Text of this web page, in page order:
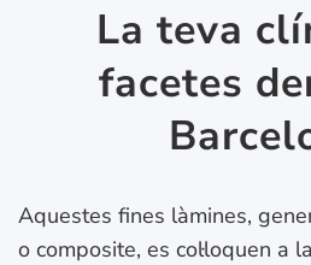
La teva
facetes
Aquestes fines làmines,
o composite, es col·loquen a